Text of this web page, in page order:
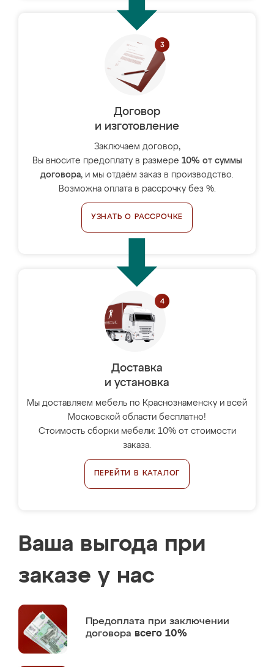
Договор
и изготовление
Заключаем договор,
Вы вносите предоплату в размере 10% от суммы
договора, и мы отдаём заказ в производство.
Возможна оплата в рассрочку без %.
УЗНАТЬ О РАССРОЧКЕ
Доставка
и установка
Мы доставляем мебель по Краснознаменску и всей
Московской области бесплатно!
Стоимость сборки мебели: 10% от стоимости
заказа.
ПЕРЕЙТИ В КАТАЛОГ
Ваша выгода при
заказе у нас
Предоплата при заключении
договора всего 10%